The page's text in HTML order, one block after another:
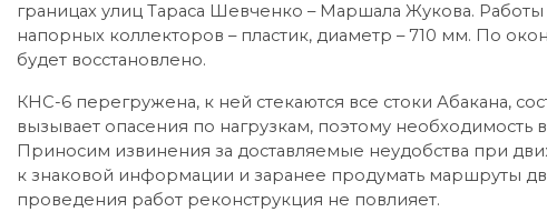
границах улиц Тараса Шевченко – Маршала Жукова.
напорных коллекторов – пластик, диаметр – 710 мм. По
будет восстановлено.
КНС-6 перегружена, к ней стекаются все стоки Абакана,
вызывает опасения по нагрузкам, поэтому
Приносим извинения за доставляемые неудобства при
к знаковой информации и заранее продумать маршруты
проведения работ реконструкция не повлияет.